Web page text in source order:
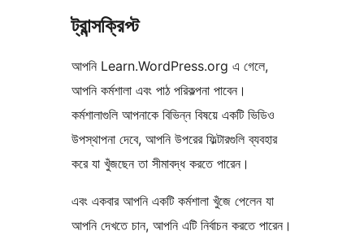
ট্রান্সক্রিপ্ট
আপনি Learn.WordPress.org এ গেলে,
আপনি কর্মশালা এবং পাঠ পরিকল্পনা পাবেন।
কর্মশালাগুলি আপনাকে বিভিন্ন বিষয়ে একটি ভিডিও
উপস্থাপনা দেবে, আপনি উপরের ফিল্টারগুলি ব্যবহার
করে যা খুঁজছেন তা সীমাবদ্ধ করতে পারেন।
এবং একবার আপনি একটি কর্মশালা খুঁজে পেলেন যা
আপনি দেখতে চান, আপনি এটি নির্বাচন করতে পারেন।